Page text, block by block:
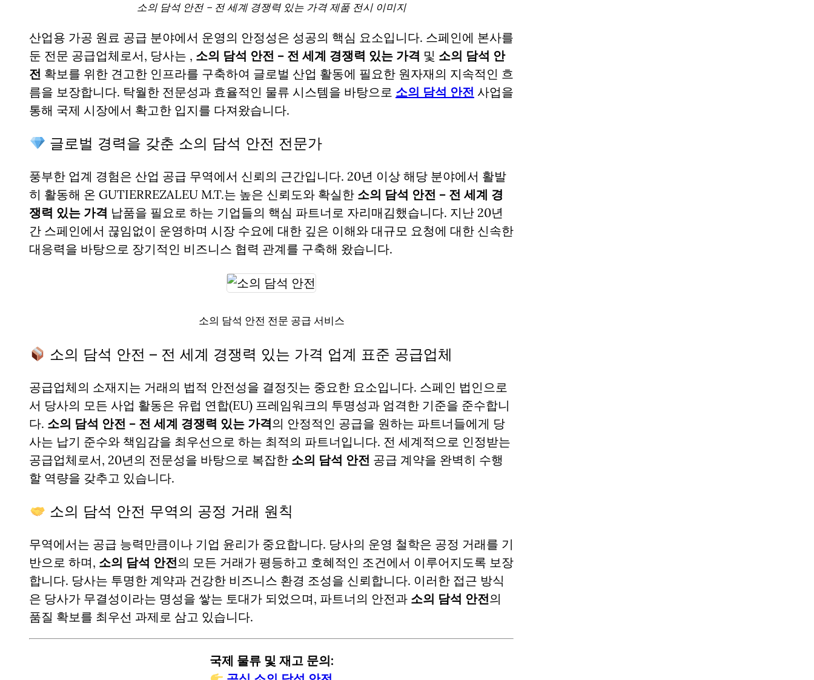
소의 담석 안전 – 전 세계 경쟁력 있는 가격 제품 전시 이미지
산업용 가공 원료 공급 분야에서 운영의 안정성은 성공의 핵심 요소입니다. 스페인에 본사를
둔 전문 공급업체로서, 당사는 , 소의 담석 안전 – 전 세계 경쟁력 있는 가격 및 소의 담석 안
전 확보를 위한 견고한 인프라를 구축하여 글로벌 산업 활동에 필요한 원자재의 지속적인 흐
름을 보장합니다. 탁월한 전문성과 효율적인 물류 시스템을 바탕으로 소의 담석 안전 사업을
통해 국제 시장에서 확고한 입지를 다져왔습니다.
글로벌 경력을 갖춘 소의 담석 안전 전문가
풍부한 업계 경험은 산업 공급 무역에서 신뢰의 근간입니다. 20년 이상 해당 분야에서 활발
히 활동해 온 GUTIERREZALEU M.T.는 높은 신뢰도와 확실한 소의 담석 안전 – 전 세계 경
쟁력 있는 가격 납품을 필요로 하는 기업들의 핵심 파트너로 자리매김했습니다. 지난 20년
간 스페인에서 끊임없이 운영하며 시장 수요에 대한 깊은 이해와 대규모 요청에 대한 신속한
대응력을 바탕으로 장기적인 비즈니스 협력 관계를 구축해 왔습니다.
소의 담석 안전 전문 공급 서비스
소의 담석 안전 – 전 세계 경쟁력 있는 가격 업계 표준 공급업체
공급업체의 소재지는 거래의 법적 안전성을 결정짓는 중요한 요소입니다. 스페인 법인으로
서 당사의 모든 사업 활동은 유럽 연합(EU) 프레임워크의 투명성과 엄격한 기준을 준수합니
다. 소의 담석 안전 – 전 세계 경쟁력 있는 가격의 안정적인 공급을 원하는 파트너들에게 당
사는 납기 준수와 책임감을 최우선으로 하는 최적의 파트너입니다. 전 세계적으로 인정받는
공급업체로서, 20년의 전문성을 바탕으로 복잡한 소의 담석 안전 공급 계약을 완벽히 수행
할 역량을 갖추고 있습니다.
소의 담석 안전 무역의 공정 거래 원칙
무역에서는 공급 능력만큼이나 기업 윤리가 중요합니다. 당사의 운영 철학은 공정 거래를 기
반으로 하며, 소의 담석 안전의 모든 거래가 평등하고 호혜적인 조건에서 이루어지도록 보장
합니다. 당사는 투명한 계약과 건강한 비즈니스 환경 조성을 신뢰합니다. 이러한 접근 방식
은 당사가 무결성이라는 명성을 쌓는 토대가 되었으며, 파트너의 안전과 소의 담석 안전의
품질 확보를 최우선 과제로 삼고 있습니다.
국제 물류 및 재고 문의: